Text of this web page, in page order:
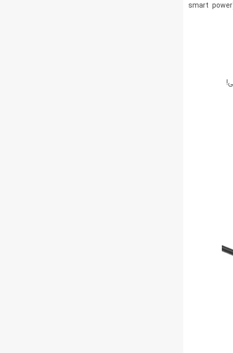
کنه. پروتکل PPS (Programmable Power Supply) ولتاژ و جریان رو بر اساس نیاز هر دستگاه تنظیم می‌کنه، و توزیع هوشمند قدرت (smart power